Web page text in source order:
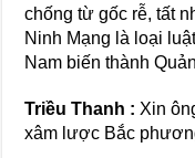
chống từ gốc rễ, tất
Ninh Mạng là loại
Nam biến thành
Triều Thanh : Xin
xâm lược Bắc